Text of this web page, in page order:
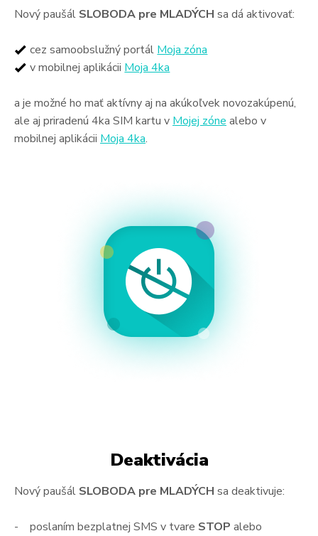
Hotovo!
Ak nevyužijete SMART platby:
Možností zabezpečiť si obnovu paušálu je veľa, využite
však SMART platby, vďaka ktorým získate výhodnejšie
Nový paušál SLOBODA pre MLADÝCH sa dá aktivovať:
cez samoobslužný portál Moja zóna
v mobilnej aplikácii Moja 4ka
a je možné ho mať aktívny aj na akúkoľvek novozakúpenú,
ale aj priradenú 4ka SIM kartu v Mojej zóne alebo v
mobilnej aplikácii Moja 4ka.
Deaktivácia
Nový paušál SLOBODA pre MLADÝCH sa deaktivuje:
- poslaním bezplatnej SMS v tvare STOP alebo